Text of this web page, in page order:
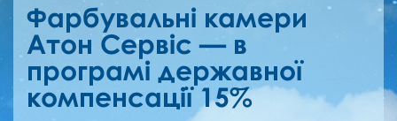
Фарбувальні камери
Атон Сервіс — в
програмі державної
компенсації 15%